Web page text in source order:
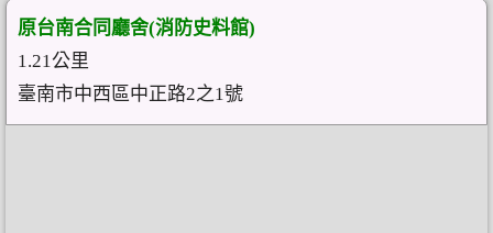
原台南合同廳舍(消防史料館)
1.21公里
臺南市中西區中正路2之1號